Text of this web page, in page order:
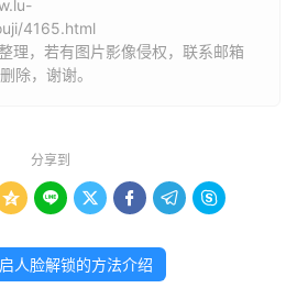
4165.html
理，若有图片影像侵权，联系邮箱
除，谢谢。
分享到
     
人脸解锁的方法介绍